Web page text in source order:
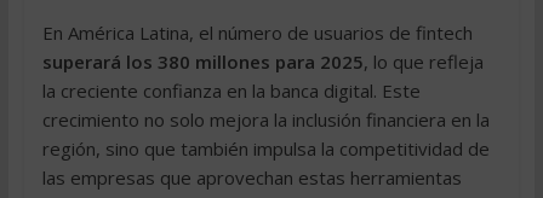
En América Latina, el número de usuarios de fintech
superará los 380 millones para 2025, lo que refleja
la creciente confianza en la banca digital. Este
crecimiento no solo mejora la inclusión financiera en la
región, sino que también impulsa la competitividad de
las empresas que aprovechan estas herramientas